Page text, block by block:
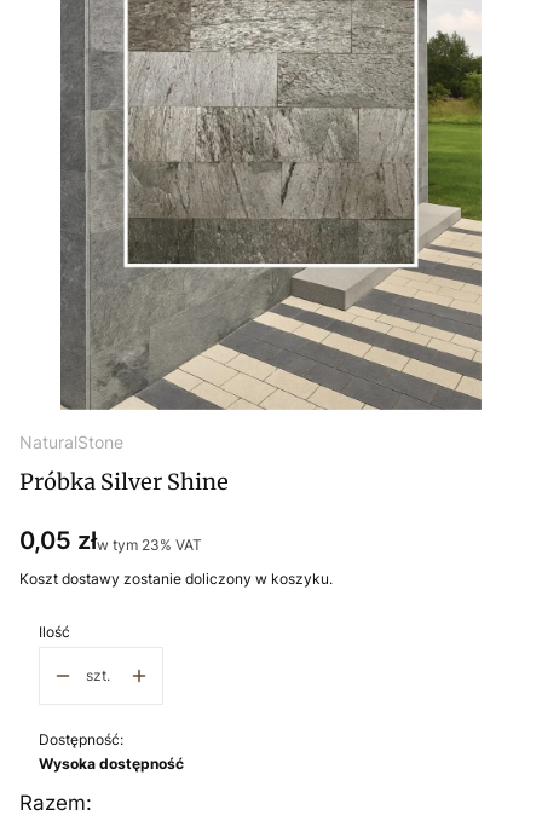
NaturalStone
Próbka Silver Shine
Cena
0,05 złw tym 23% VAT
w tym 23% VAT
Koszt dostawy zostanie doliczony w koszyku.
Ilość
szt.
Dostępność:
Wysoka dostępność
Razem: